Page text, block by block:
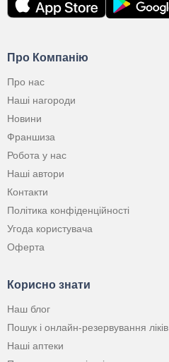
Про Компанію
Про нас
Наші нагороди
Новини
Франшиза
Робота у нас
Наші автори
Контакти
Політика конфіденційності
Угода користувача
Оферта
Корисно знати
Наш блог
Пошук і онлайн-резервування ліків
Наші аптеки